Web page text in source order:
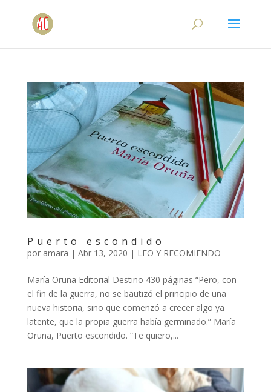
Puerto escondido
por amara | Abr 13, 2020 | LEO Y RECOMIENDO
María Oruña Editorial Destino 430 páginas “Pero, con
el fin de la guerra, no se bautizó el principio de una
nueva historia, sino que comenzó a crecer algo ya
latente, que la propia guerra había germinado.” María
Oruña, Puerto escondido. “Te quiero,...